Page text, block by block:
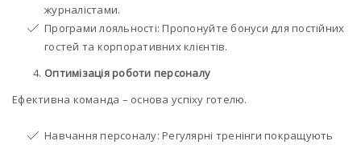
журналістами.
Програми лояльності: Пропонуйте бонуси для постійних
гостей та корпоративних клієнтів.
Оптимізація роботи персоналу
Ефективна команда – основа успіху готелю.
Навчання персоналу: Регулярні тренінги покращують